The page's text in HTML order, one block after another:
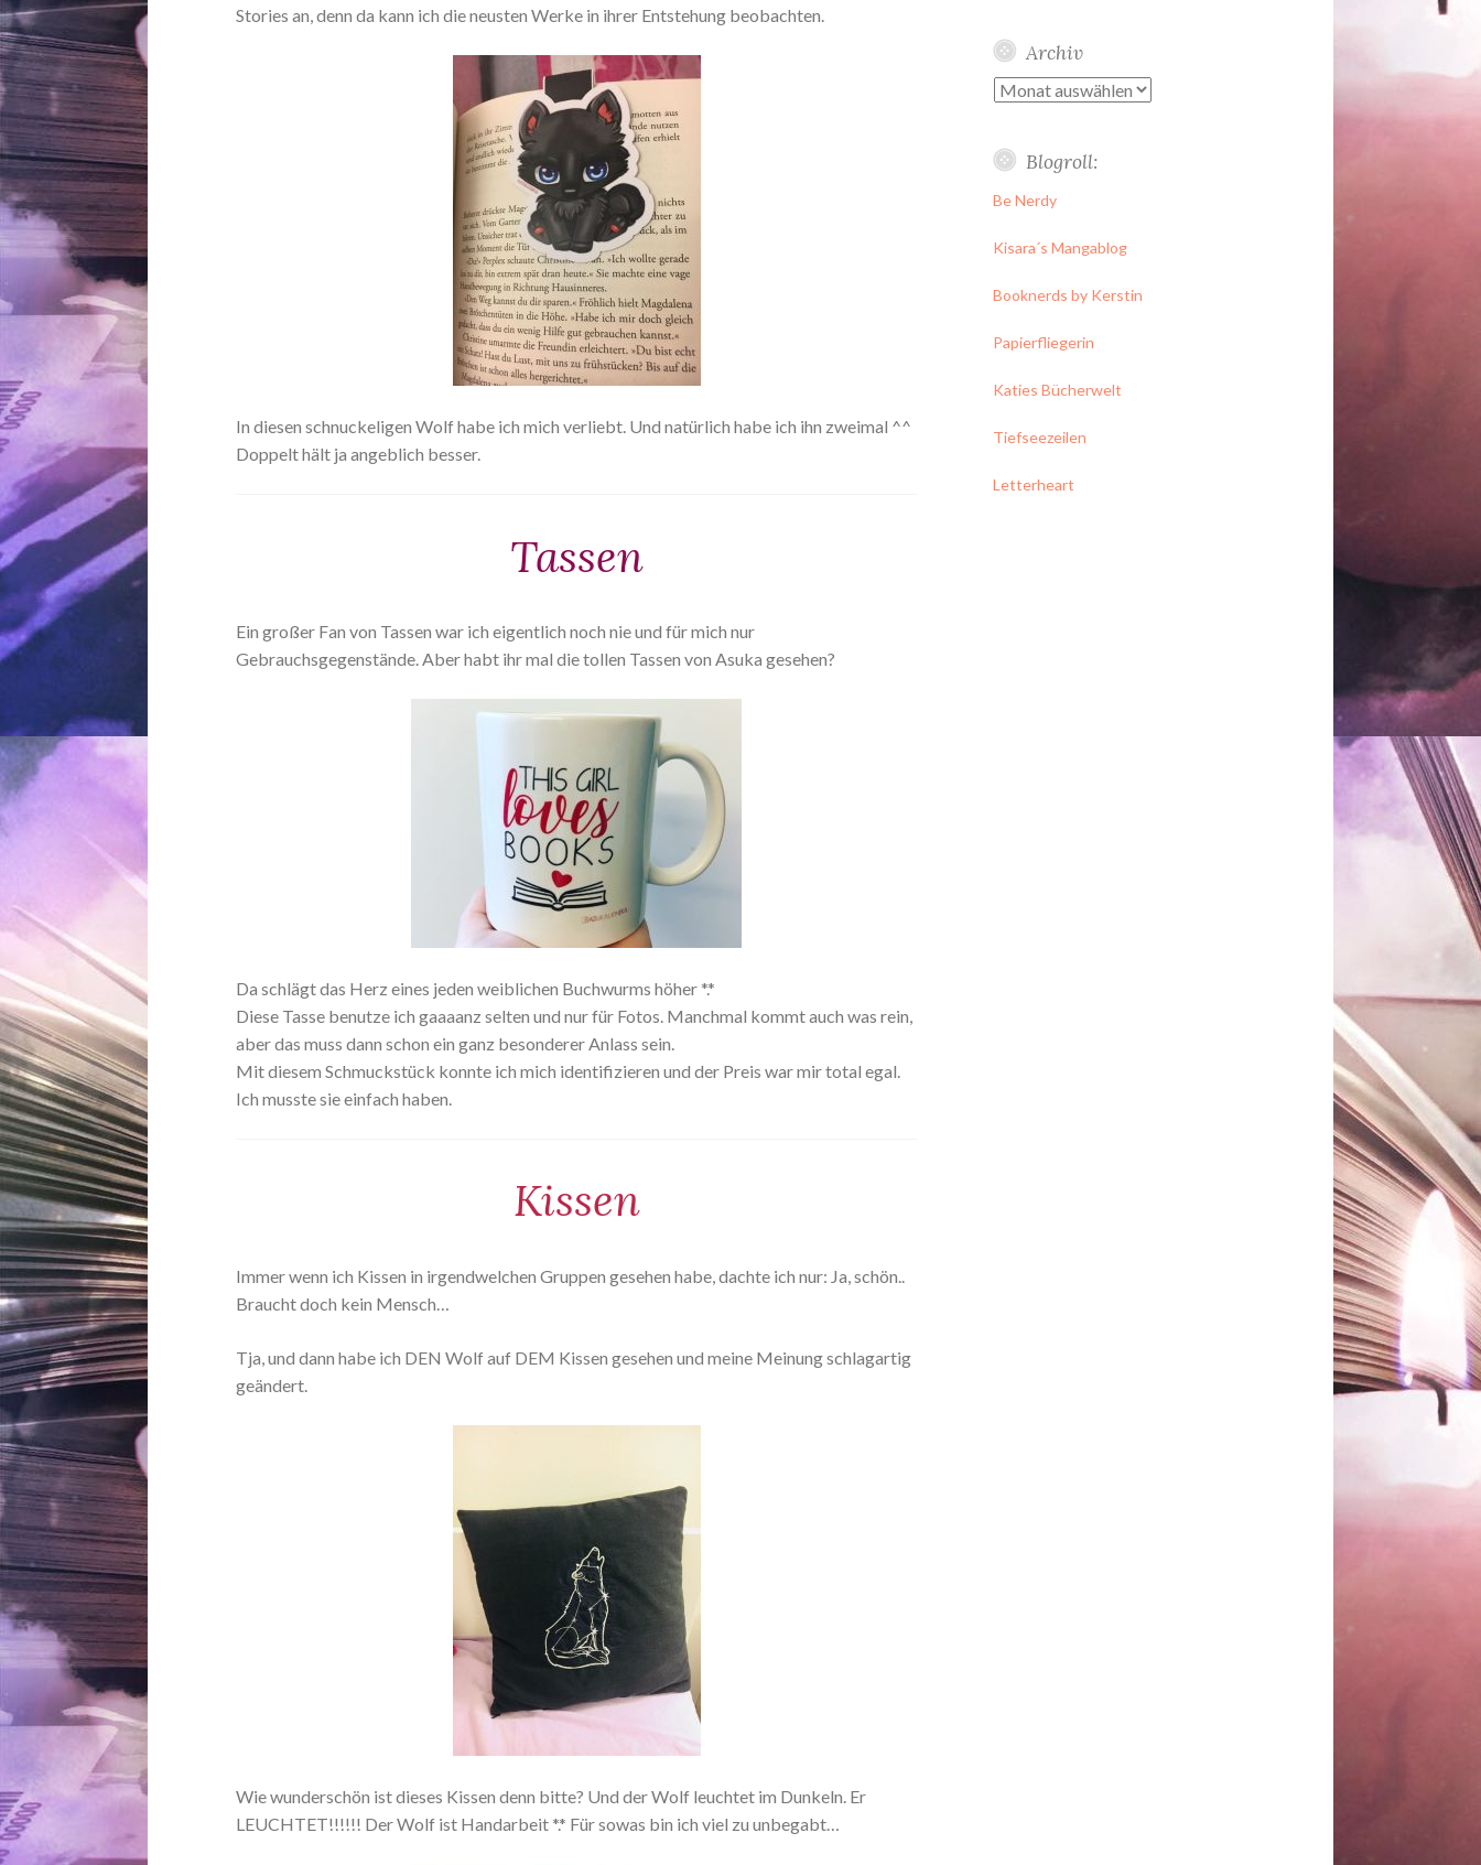
Stories an, denn da kann ich die neusten Werke in ihrer Entstehung beobachten.
In diesen schnuckeligen Wolf habe ich mich verliebt. Und natürlich habe ich ihn zweimal ^^
Doppelt hält ja angeblich besser.
Tassen
Ein großer Fan von Tassen war ich eigentlich noch nie und für mich nur
Gebrauchsgegenstände. Aber habt ihr mal die tollen Tassen von Asuka gesehen?
Da schlägt das Herz eines jeden weiblichen Buchwurms höher *.*
Diese Tasse benutze ich gaaaanz selten und nur für Fotos. Manchmal kommt auch was rein,
aber das muss dann schon ein ganz besonderer Anlass sein.
Mit diesem Schmuckstück konnte ich mich identifizieren und der Preis war mir total egal.
Ich musste sie einfach haben.
Kissen
Immer wenn ich Kissen in irgendwelchen Gruppen gesehen habe, dachte ich nur: Ja, schön..
Braucht doch kein Mensch…
Tja, und dann habe ich DEN Wolf auf DEM Kissen gesehen und meine Meinung schlagartig
geändert.
Wie wunderschön ist dieses Kissen denn bitte? Und der Wolf leuchtet im Dunkeln. Er
LEUCHTET!!!!!! Der Wolf ist Handarbeit *.* Für sowas bin ich viel zu unbegabt…
Archiv
Archiv
Blogroll:
Be Nerdy
Kisara´s Mangablog
Booknerds by Kerstin
Papierfliegerin
Katies Bücherwelt
Tiefseezeilen
Letterheart